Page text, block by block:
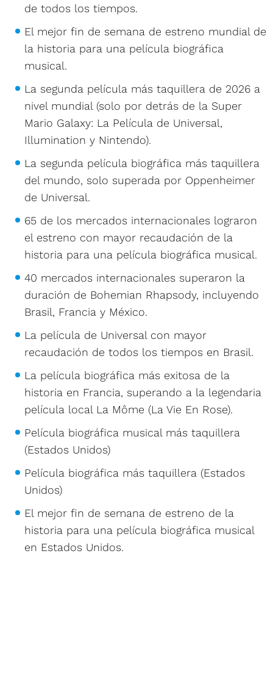
de todos los tiempos.
El mejor fin de semana de estreno mundial de
la historia para una película biográfica
musical.
La segunda película más taquillera de 2026 a
nivel mundial (solo por detrás de la Super
Mario Galaxy: La Película de Universal,
Illumination y Nintendo).
La segunda película biográfica más taquillera
del mundo, solo superada por Oppenheimer
de Universal.
65 de los mercados internacionales lograron
el estreno con mayor recaudación de la
historia para una película biográfica musical.
40 mercados internacionales superaron la
duración de Bohemian Rhapsody, incluyendo
Brasil, Francia y México.
La película de Universal con mayor
recaudación de todos los tiempos en Brasil.
La película biográfica más exitosa de la
historia en Francia, superando a la legendaria
película local La Môme (La Vie En Rose).
Película biográfica musical más taquillera
(Estados Unidos)
Película biográfica más taquillera (Estados
Unidos)
El mejor fin de semana de estreno de la
historia para una película biográfica musical
en Estados Unidos.